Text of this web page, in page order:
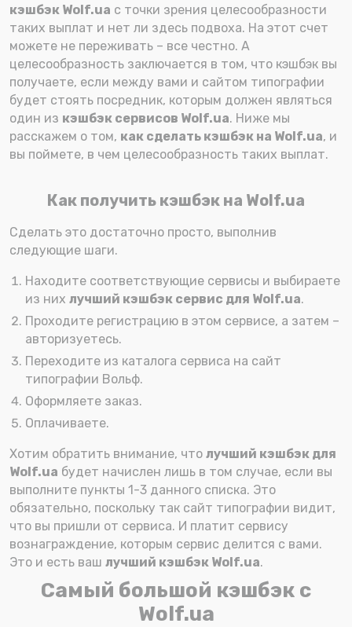
кэшбэк Wolf.ua с точки зрения целесообразности
таких выплат и нет ли здесь подвоха. На этот счет
можете не переживать – все честно. А
целесообразность заключается в том, что кэшбэк вы
получаете, если между вами и сайтом типографии
будет стоять посредник, которым должен являться
один из кэшбэк сервисов Wolf.ua. Ниже мы
расскажем о том, как сделать кэшбэк на Wolf.ua, и
вы поймете, в чем целесообразность таких выплат.
Как получить кэшбэк на Wolf.ua
Сделать это достаточно просто, выполнив
следующие шаги.
Находите соответствующие сервисы и выбираете
из них лучший кэшбэк сервис для Wolf.ua.
Проходите регистрацию в этом сервисе, а затем –
авторизуетесь.
Переходите из каталога сервиса на сайт
типографии Вольф.
Оформляете заказ.
Оплачиваете.
Хотим обратить внимание, что лучший кэшбэк для
Wolf.ua будет начислен лишь в том случае, если вы
выполните пункты 1-3 данного списка. Это
обязательно, поскольку так сайт типографии видит,
что вы пришли от сервиса. И платит сервису
вознаграждение, которым сервис делится с вами.
Это и есть ваш лучший кэшбэк Wolf.ua.
Самый большой кэшбэк с
Wolf.ua